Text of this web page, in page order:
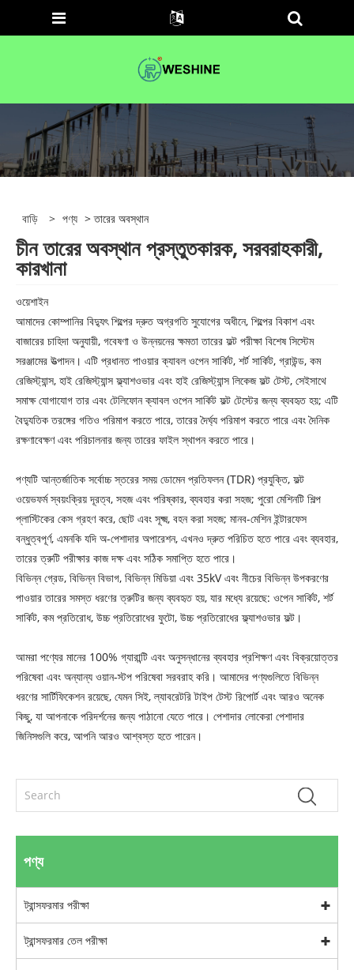
বাড়ি > পণ্য > তারের অবস্থান
চীন তারের অবস্থান প্রস্তুতকারক, সরবরাহকারী,
কারখানা
ওয়েশাইন
আমাদের কোম্পানির বিদ্যুৎ শিল্পের দ্রুত অগ্রগতি সুযোগের অধীনে, শিল্পের বিকাশ এবং
বাজারের চাহিদা অনুযায়ী, গবেষণা ও উন্নয়নের ক্ষমতা তারের ফল্ট পরীক্ষা বিশেষ সিস্টেম
সরঞ্জামের উত্পাদন। এটি প্রধানত পাওয়ার ক্যাবল ওপেন সার্কিট, শর্ট সার্কিট, গ্রাউন্ড, কম
রেজিস্ট্যান্স, হাই রেজিস্ট্যান্স ফ্ল্যাশওভার এবং হাই রেজিস্ট্যান্স লিকেজ ফল্ট টেস্ট, সেইসাথে
সমাক্ষ যোগাযোগ তার এবং টেলিফোন ক্যাবল ওপেন সার্কিট ফল্ট টেস্টের জন্য ব্যবহৃত হয়; এটি
বৈদ্যুতিক তরঙ্গের গতিও পরিমাপ করতে পারে, তারের দৈর্ঘ্য পরিমাপ করতে পারে এবং দৈনিক
রক্ষণাবেক্ষণ এবং পরিচালনার জন্য তারের ফাইল স্থাপন করতে পারে।
পণ্যটি আন্তর্জাতিক সর্বোচ্চ স্তরের সময় ডোমেন প্রতিফলন (TDR) প্রযুক্তি, ফল্ট
ওয়েভফর্ম স্বয়ংক্রিয় দূরত্ব, সহজ এবং পরিষ্কার, ব্যবহার করা সহজ; পুরো মেশিনটি শিল্প
প্লাস্টিকের কেস গ্রহণ করে, ছোট এবং সূক্ষ্ম, বহন করা সহজ; মানব-মেশিন ইন্টারফেস
বন্ধুত্বপূর্ণ, এমনকি যদি অ-পেশাদার অপারেশন, এখনও দ্রুত পরিচিত হতে পারে এবং ব্যবহার,
তারের ত্রুটি পরীক্ষার কাজ দক্ষ এবং সঠিক সমাপ্তি হতে পারে।
বিভিন্ন গ্রেড, বিভিন্ন বিভাগ, বিভিন্ন মিডিয়া এবং 35kV এবং নীচের বিভিন্ন উপকরণের
পাওয়ার তারের সমস্ত ধরণের ত্রুটির জন্য ব্যবহৃত হয়, যার মধ্যে রয়েছে: ওপেন সার্কিট, শর্ট
সার্কিট, কম প্রতিরোধ, উচ্চ প্রতিরোধের ফুটো, উচ্চ প্রতিরোধের ফ্ল্যাশওভার ফল্ট।
আমরা পণ্যের মানের 100% গ্যারান্টি এবং অনুসন্ধানের ব্যবহার প্রশিক্ষণ এবং বিক্রয়োত্তর
পরিষেবা এবং অন্যান্য ওয়ান-স্টপ পরিষেবা সরবরাহ করি। আমাদের পণ্যগুলিতে বিভিন্ন
ধরণের সার্টিফিকেশন রয়েছে, যেমন সিই, ল্যাবরেটরি টাইপ টেস্ট রিপোর্ট এবং আরও অনেক
কিছু, যা আপনাকে পরিদর্শনের জন্য পাঠানো যেতে পারে। পেশাদার লোকেরা পেশাদার
জিনিসগুলি করে, আপনি আরও আশ্বস্ত হতে পারেন।
পণ্য
ট্রান্সফরমার পরীক্ষা
ট্রান্সফরমার তেল পরীক্ষা